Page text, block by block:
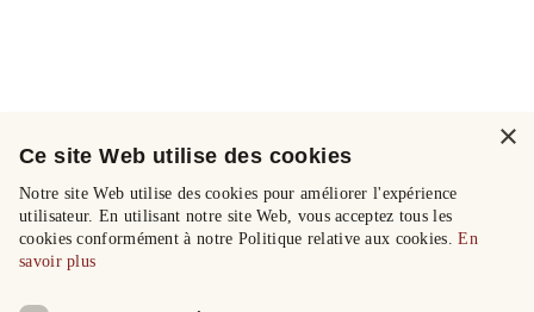
×
Ce site Web utilise des cookies
Notre site Web utilise des cookies pour améliorer l'expérience
utilisateur. En utilisant notre site Web, vous acceptez tous les
cookies conformément à notre Politique relative aux cookies.En
savoir plus